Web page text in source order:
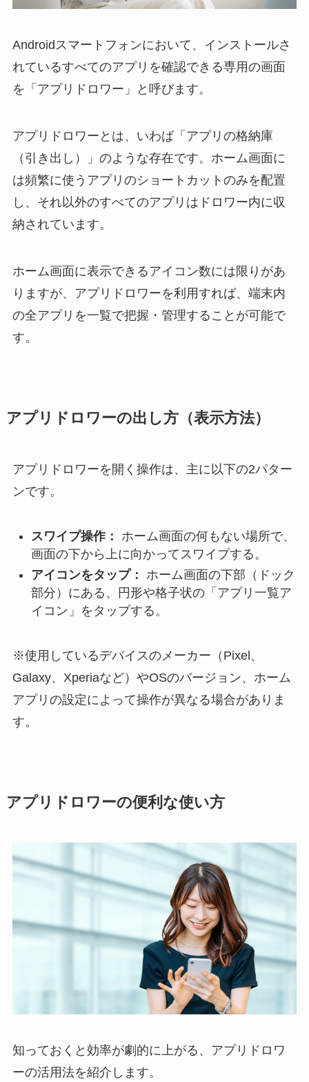
Androidスマートフォンにおいて、インストールさ
れているすべてのアプリを確認できる専用の画面
を「アプリドロワー」と呼びます。
アプリドロワーとは、いわば「アプリの格納庫
（引き出し）」のような存在です。ホーム画面に
は頻繁に使うアプリのショートカットのみを配置
し、それ以外のすべてのアプリはドロワー内に収
納されています。
ホーム画面に表示できるアイコン数には限りがあ
りますが、アプリドロワーを利用すれば、端末内
の全アプリを一覧で把握・管理することが可能で
す。
アプリドロワーの出し方（表示方法）
アプリドロワーを開く操作は、主に以下の2パター
ンです。
スワイプ操作：
ホーム画面の何もない場所で、
画面の下から上に向かってスワイプする。
アイコンをタップ：
ホーム画面の下部（ドック
部分）にある、円形や格子状の「アプリ一覧ア
イコン」をタップする。
※使用しているデバイスのメーカー（Pixel、
Galaxy、Xperiaなど）やOSのバージョン、ホーム
アプリの設定によって操作が異なる場合がありま
す。
アプリドロワーの便利な使い方
知っておくと効率が劇的に上がる、アプリドロワ
ーの活用法を紹介します。